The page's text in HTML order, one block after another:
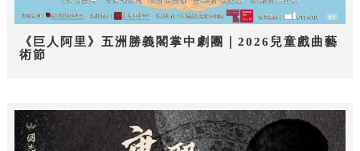
《巨人阿里》五洲勝義閣掌中劇團｜2026兒童戲曲藝
術節